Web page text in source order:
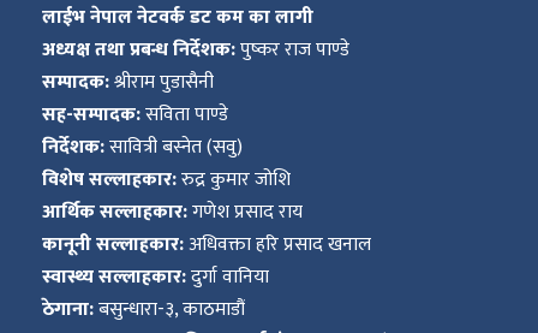
लाईभ नेपाल नेटवर्क डट कम का लागी
अध्यक्ष तथा प्रबन्ध निर्देशक:पुष्कर राज पाण्डे
सम्पादक:श्रीराम पुडासैनी
सह-सम्पादक:सविता पाण्डे
निर्देशक:सावित्री बस्नेत (सवु)
विशेष सल्लाहकार:रुद्र कुमार जोशि
आर्थिक सल्लाहकार:गणेश प्रसाद राय
कानूनी सल्लाहकार:अधिवक्ता हरि प्रसाद खनाल
स्वास्थ्य सल्लाहकार:दुर्गा वानिया
ठेगाना:बसुन्धारा-३, काठमाडौं